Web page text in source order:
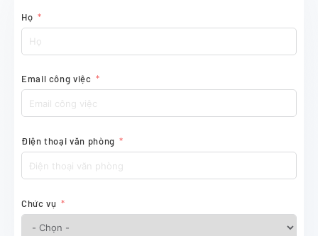
Họ
Email công việc
Điện thoại văn phòng
Chức vụ